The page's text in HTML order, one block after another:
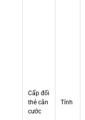
Cấp đổi
thẻ căn
cước
Tỉnh